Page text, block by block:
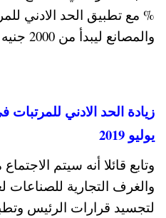
% مع تطبيق الحد الادني
والمصانع ليبدأ من 2000 جنيه ايضا .
زيادة الحد الادني
يوليو 2019
وتابع قائلا أنه سيتم
والغرف التجارية للصناعات
لتجسيد قرارات الرئيس